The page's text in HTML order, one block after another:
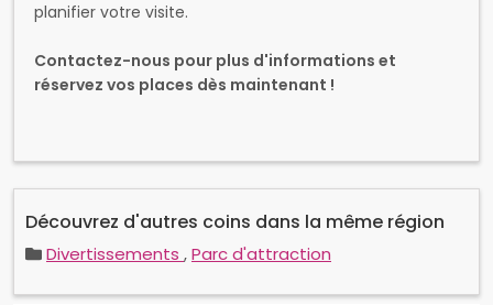
planifier votre visite.
Contactez-nous pour plus d'informations et
réservez vos places dès maintenant !
Découvrez d'autres coins dans la même région
Divertissements ,Parc d'attraction